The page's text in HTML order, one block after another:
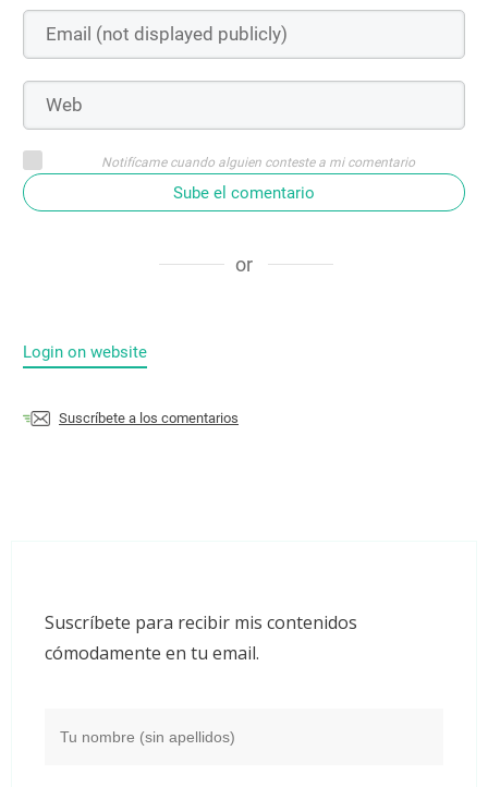
Notifícame cuando alguien conteste a mi comentario
Sube el comentario
or
Login on website
Suscríbete a los comentarios
Suscríbete para recibir mis contenidos
cómodamente en tu email.